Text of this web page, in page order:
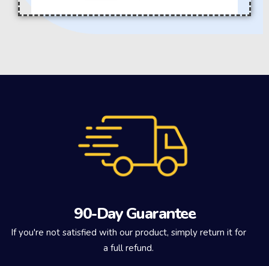
90-Day Guarantee
If you're not satisfied with our product, simply return it for
a full refund.